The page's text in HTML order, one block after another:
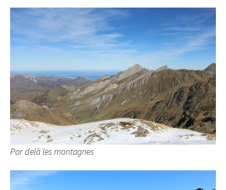
Par delà les montagnes